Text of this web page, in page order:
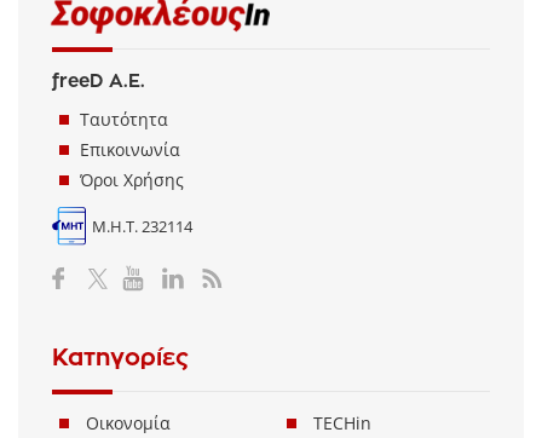
freeD Α.Ε.
Ταυτότητα
Επικοινωνία
Όροι Χρήσης
Μ.Η.Τ. 232114
Κατηγορίες
Οικονομία TECHin